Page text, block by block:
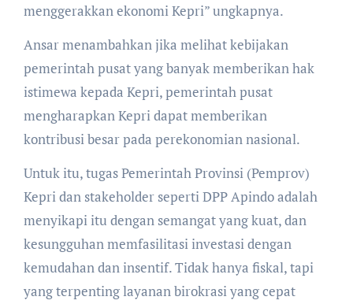
menggerakkan ekonomi Kepri” ungkapnya.
Ansar menambahkan jika melihat kebijakan
pemerintah pusat yang banyak memberikan hak
istimewa kepada Kepri, pemerintah pusat
mengharapkan Kepri dapat memberikan
kontribusi besar pada perekonomian nasional.
Untuk itu, tugas Pemerintah Provinsi (Pemprov)
Kepri dan stakeholder seperti DPP Apindo adalah
menyikapi itu dengan semangat yang kuat, dan
kesungguhan memfasilitasi investasi dengan
kemudahan dan insentif. Tidak hanya fiskal, tapi
yang terpenting layanan birokrasi yang cepat